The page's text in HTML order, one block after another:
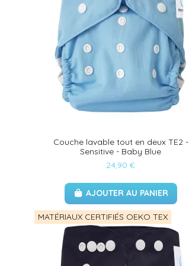
Couche lavable tout en deux TE2 -
Sensitive - Baby Blue
24,90 €
AJOUTER AU PANIER
MATÉRIAUX CERTIFIÉS OEKO TEX